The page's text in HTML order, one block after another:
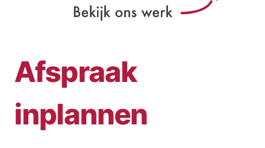
Afspraak
inplannen